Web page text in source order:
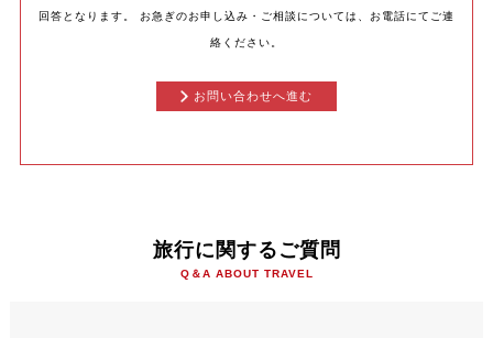
回答となります。 お急ぎのお申し込み・ご相談については、お電話にてご連
絡ください。
お問い合わせへ進む
旅行に関するご質問
Q＆A ABOUT TRAVEL